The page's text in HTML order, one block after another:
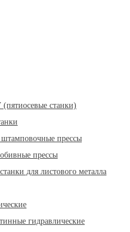
станки)
штамповочные прессы
прессы
для листового металла
гидравлические